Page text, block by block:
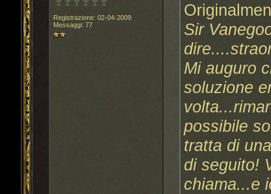
Registrazione: 02-04-2009
Messaggi: 77
Sir
Mi auguro
soluzione
possibile
tratta di
di seguito!
chiama...e